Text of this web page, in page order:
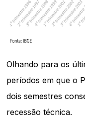
Olhando para os
períodos em que o
dois semestres
recessão técnica.